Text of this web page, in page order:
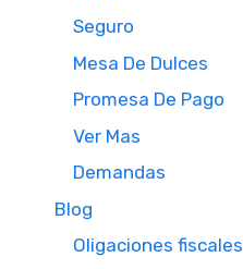
Seguro
Mesa De Dulces
Promesa De Pago
Ver Mas
Demandas
Blog
Oligaciones fiscales